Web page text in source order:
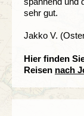
sehr gut.
Jakko V.
Hier finden
Reisen nach